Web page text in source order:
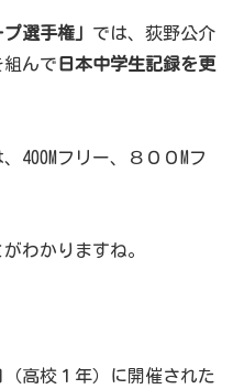
選手権」 では、荻野公介
組んで 日本中学生記録を更
400Mフリー、８００Mフ
わかりますね。
高校１年）に開催された